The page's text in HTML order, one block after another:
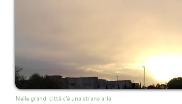
Nelle grandi città c'è una strana aria